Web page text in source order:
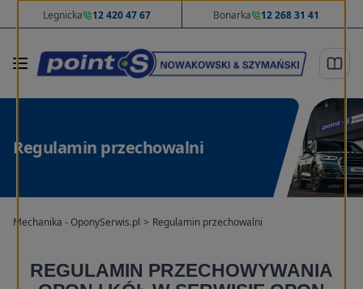
Legnicka 12 420 47 67 Bonarka 12 268 31 41
Regulamin przechowalni
Mechanika - OponySerwis.pl > Regulamin przechowalni
REGULAMIN PRZECHOWYWANIA